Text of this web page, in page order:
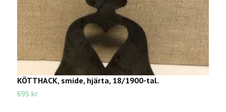
KÖTTHACK, smide, hjärta, 18/1900-tal.
695 kr